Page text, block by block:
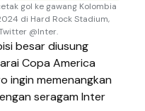
gol ke gawang Kolombia
di Hard Rock Stadium,
@Inter.
besar diusung
Copa America
ingin memenangkan
seragam Inter